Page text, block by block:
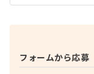
フォームから応募